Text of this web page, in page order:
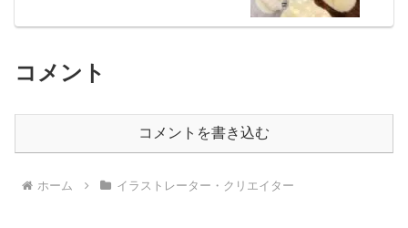
コメント
コメントを書き込む
ホーム イラストレーター・クリエイター